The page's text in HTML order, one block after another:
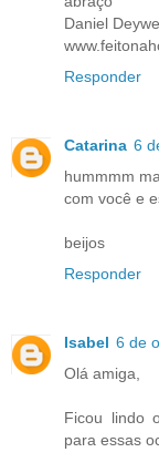
Daniel
Responder
Catarina 6
hummmm
com você e
beijos
Responder
Isabel 6 de
Olá amiga,
Ficou lindo
para essas